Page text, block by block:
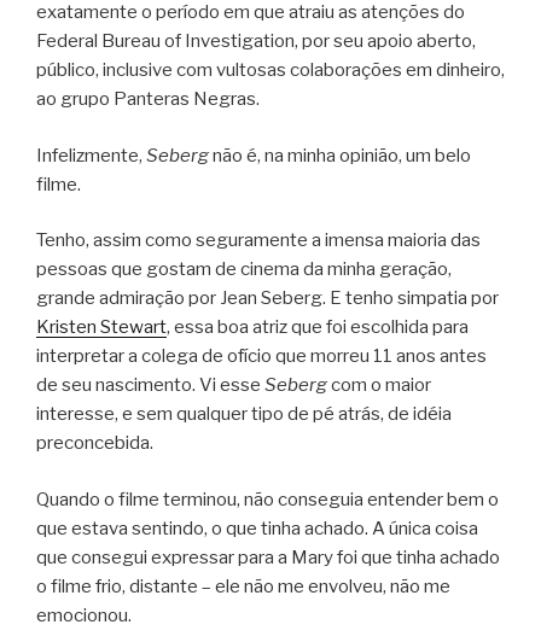
exatamente o período em que atraiu as atenções do
Federal Bureau of Investigation, por seu apoio aberto,
público, inclusive com vultosas colaborações em dinheiro,
ao grupo Panteras Negras.
Infelizmente, Sebergnão é, na minha opinião, um belo
filme.
Tenho, assim como seguramente a imensa maioria das
pessoas que gostam de cinema da minha geração,
grande admiração por Jean Seberg. E tenho simpatia por
Kristen Stewart, essa boa atriz que foi escolhida para
interpretar a colega de ofício que morreu 11 anos antes
de seu nascimento. Vi esse Sebergcom o maior
interesse, e sem qualquer tipo de pé atrás, de idéia
preconcebida.
Quando o filme terminou, não conseguia entender bem o
que estava sentindo, o que tinha achado. A única coisa
que consegui expressar para a Mary foi que tinha achado
o filme frio, distante – ele não me envolveu, não me
emocionou.